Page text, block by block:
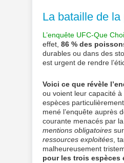
La bataille de
L’enquête UFC-Que
effet, 86 % des
durables ou dans des
est urgent de rendre
Voici ce que révèle
ou voient leur capacité
espèces
mené l’enquête auprès
courante menacés par
mentions obligatoires
ressources exploitées,
malheureusement
pour les trois espèces